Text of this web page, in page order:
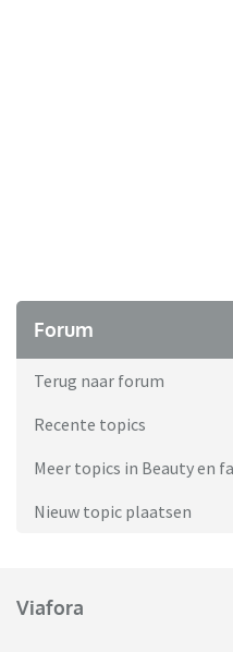
Forum
Terug naar forum
Recente topics
Meer topics in Beauty en
Nieuw topic plaatsen
Viafora